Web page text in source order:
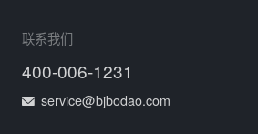
联系我们
400-006-1231
service@bjbodao.com